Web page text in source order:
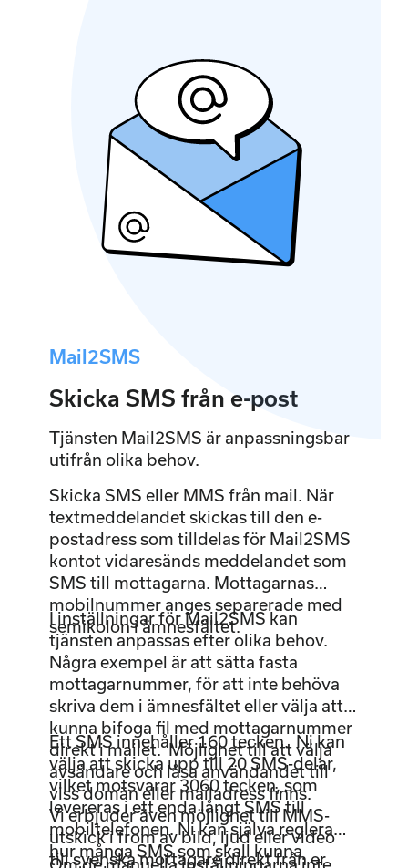
Mail2SMS
Skicka SMS från e-post
Tjänsten Mail2SMS är anpassningsbar
utifrån olika behov.
Skicka SMS eller MMS från mail. När
textmeddelandet skickas till den e-
postadress som tilldelas för Mail2SMS
kontot vidaresänds meddelandet som
SMS till mottagarna. Mottagarnas
mobilnummer anges separerade med
semikolon i ämnesfältet.
I inställningar för Mail2SMS kan
tjänsten anpassas efter olika behov.
Några exempel är att sätta fasta
mottagarnummer, för att inte behöva
skriva dem i ämnesfältet eller välja att
kunna bifoga fil med mottagarnummer
direkt i mailet. Möjlighet till att välja
avsändare och låsa användandet till
viss domän eller mailadress finns.
Vi erbjuder även möjlighet till MMS-
utskick i from av bild, ljud eller video
till svenska mottagare direkt från er
Ett SMS innehåller 160 tecken. Ni kan
välja att skicka upp till 20 SMS-delar,
vilket motsvarar 3060 tecken, som
levereras i ett enda långt SMS till
mobiltelefonen. Ni kan själva reglera
hur många SMS som skall kunna